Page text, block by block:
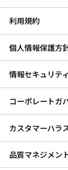
利用規約
個人情報保護方
情報セキュリテ
コーポレートガ
カスタマーハラ
品質マネジメン